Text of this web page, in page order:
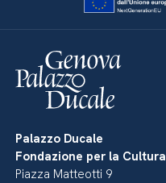
Palazzo Ducale
Fondazione per la Cultura
Piazza Matteotti 9